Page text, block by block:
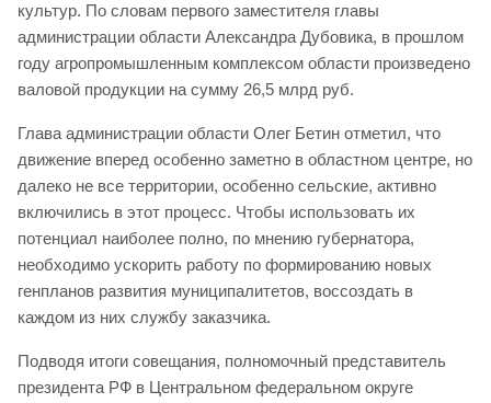
культур. По словам первого заместителя главы
администрации области Александра Дубовика, в прошлом
году агропромышленным комплексом области произведено
валовой продукции на сумму 26,5 млрд руб.
Глава администрации области Олег Бетин отметил, что
движение вперед особенно заметно в областном центре, но
далеко не все территории, особенно сельские, активно
включились в этот процесс. Чтобы использовать их
потенциал наиболее полно, по мнению губернатора,
необходимо ускорить работу по формированию новых
генпланов развития муниципалитетов, воссоздать в
каждом из них службу заказчика.
Подводя итоги совещания, полномочный представитель
президента РФ в Центральном федеральном округе